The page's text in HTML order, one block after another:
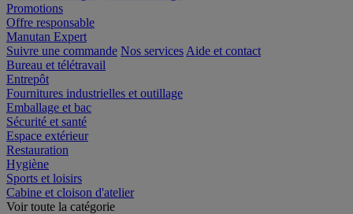
Promotions
Offre responsable
Manutan Expert
Suivre une commande Nos services Aide et contact
Bureau et télétravail
Entrepôt
Fournitures industrielles et outillage
Emballage et bac
Sécurité et santé
Espace extérieur
Restauration
Hygiène
Sports et loisirs
Cabine et cloison d'atelier
Voir toute la catégorie